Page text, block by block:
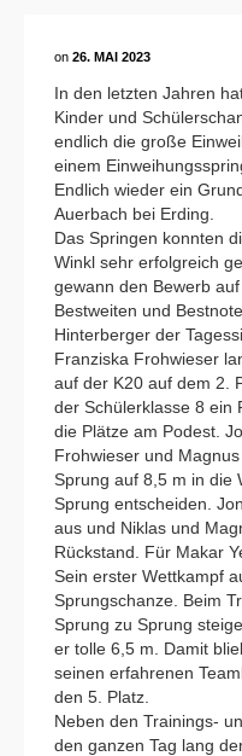
on 26. MAI 2023
In den letzten Jahren
Kinder und
endlich die große
einem
Endlich wieder ein
Auerbach bei Erding.
Das Springen konnten
Winkl sehr erfolgreich
gewann den Bewerb
Bestweiten und
Hinterberger der
Franziska Frohwieser
auf der K20 auf dem 2.
der Schülerklasse 8 ein
die Plätze am Podest.
Frohwieser und
Sprung auf 8,5 m in die
Sprung entscheiden.
aus und Niklas und
Rückstand. Für Makar
Sein erster Wettkampf
Sprungschanze. Beim
Sprung zu Sprung
er tolle 6,5 m. Damit
seinen erfahrenen
den 5. Platz.
Neben den Trainings-
den ganzen Tag lang